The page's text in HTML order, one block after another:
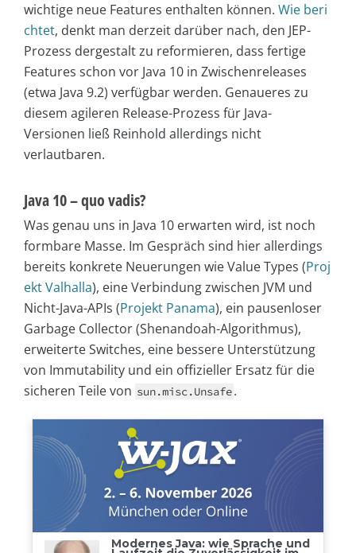
wichtige neue Features enthalten können. Wie beri
chtet, denkt man derzeit darüber nach, den JEP-
Prozess dergestalt zu reformieren, dass fertige
Features schon vor Java 10 in Zwischenreleases
(etwa Java 9.2) verfügbar werden. Genaueres zu
diesem agileren Release-Prozess für Java-
Versionen ließ Reinhold allerdings nicht
verlautbaren.
Java 10 – quo vadis?
Was genau uns in Java 10 erwarten wird, ist noch
formbare Masse. Im Gespräch sind hier allerdings
bereits konkrete Neuerungen wie Value Types (Proj
ekt Valhalla), eine Verbindung zwischen JVM und
Nicht-Java-APIs (Projekt Panama), ein pausenloser
Garbage Collector (Shenandoah-Algorithmus),
erweiterte Switches, eine bessere Unterstützung
von Immutability und ein offizieller Ersatz für die
sicheren Teile von sun.misc.Unsafe.